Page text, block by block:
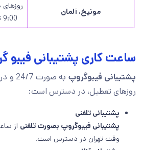
مونیخ، آلمان
9:00 تا 18:00 به وقت محلی
ساعت کاری پشتیبانی فیبو
پشتیبانی فیبوگروپ
به
روزهای تعطیل، در دسترس است:
پشتیبانی تلفنی
پشتیبانی فیبوگروپ بصورت تلفنی از
وقت تهران در دسترس است.